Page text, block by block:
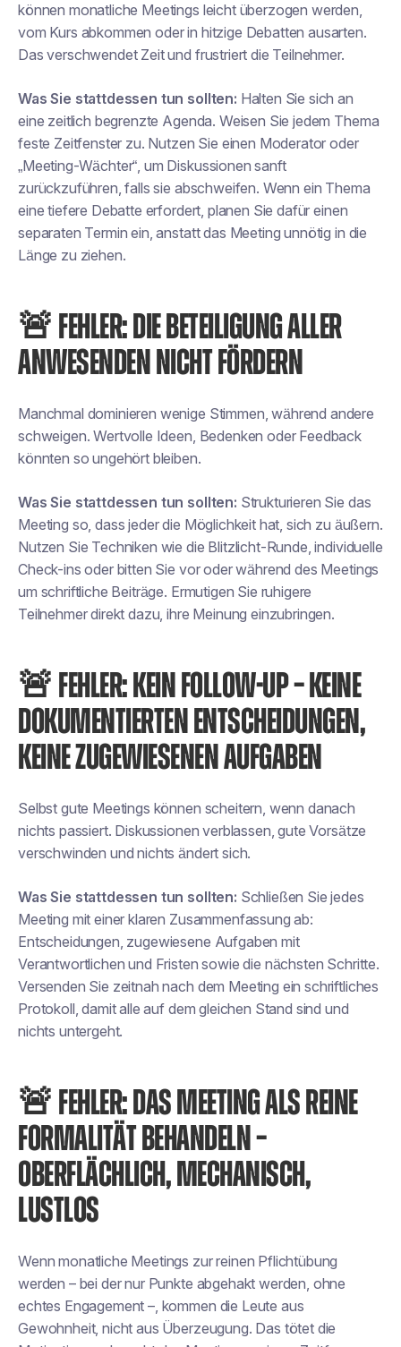
können monatliche Meetings leicht überzogen werden,
vom Kurs abkommen oder in hitzige Debatten ausarten.
Das verschwendet Zeit und frustriert die Teilnehmer.
Was Sie stattdessen tun sollten: Halten Sie sich an
eine zeitlich begrenzte Agenda. Weisen Sie jedem Thema
feste Zeitfenster zu. Nutzen Sie einen Moderator oder
„Meeting-Wächter“, um Diskussionen sanft
zurückzuführen, falls sie abschweifen. Wenn ein Thema
eine tiefere Debatte erfordert, planen Sie dafür einen
separaten Termin ein, anstatt das Meeting unnötig in die
Länge zu ziehen.
🚨 FEHLER: DIE BETEILIGUNG ALLER
ANWESENDEN NICHT FÖRDERN
Manchmal dominieren wenige Stimmen, während andere
schweigen. Wertvolle Ideen, Bedenken oder Feedback
könnten so ungehört bleiben.
Was Sie stattdessen tun sollten: Strukturieren Sie das
Meeting so, dass jeder die Möglichkeit hat, sich zu äußern.
Nutzen Sie Techniken wie die Blitzlicht-Runde, individuelle
Check-ins oder bitten Sie vor oder während des Meetings
um schriftliche Beiträge. Ermutigen Sie ruhigere
Teilnehmer direkt dazu, ihre Meinung einzubringen.
🚨 FEHLER: KEIN FOLLOW-UP – KEINE
DOKUMENTIERTEN ENTSCHEIDUNGEN,
KEINE ZUGEWIESENEN AUFGABEN
Selbst gute Meetings können scheitern, wenn danach
nichts passiert. Diskussionen verblassen, gute Vorsätze
verschwinden und nichts ändert sich.
Was Sie stattdessen tun sollten: Schließen Sie jedes
Meeting mit einer klaren Zusammenfassung ab:
Entscheidungen, zugewiesene Aufgaben mit
Verantwortlichen und Fristen sowie die nächsten Schritte.
Versenden Sie zeitnah nach dem Meeting ein schriftliches
Protokoll, damit alle auf dem gleichen Stand sind und
nichts untergeht.
🚨 FEHLER: DAS MEETING ALS REINE
FORMALITÄT BEHANDELN –
OBERFLÄCHLICH, MECHANISCH,
LUSTLOS
Wenn monatliche Meetings zur reinen Pflichtübung
werden – bei der nur Punkte abgehakt werden, ohne
echtes Engagement –, kommen die Leute aus
Gewohnheit, nicht aus Überzeugung. Das tötet die